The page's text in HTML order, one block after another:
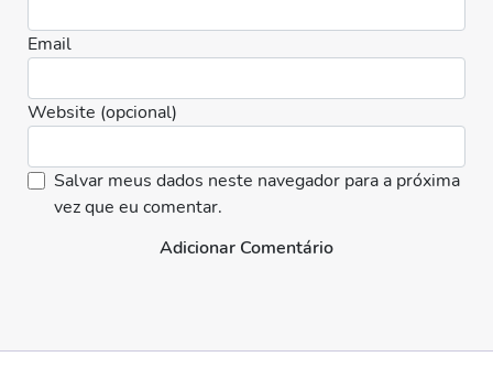
Email
Website (opcional)
Salvar meus dados neste navegador para a próxima
vez que eu comentar.
Adicionar Comentário